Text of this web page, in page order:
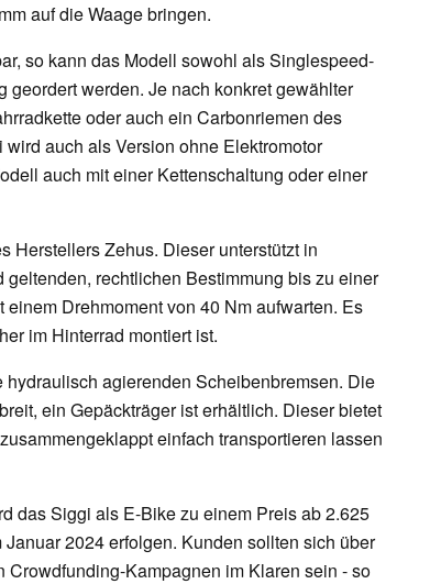
auf die Waage bringen.
so kann das Modell sowohl als Singlespeed-
geordert werden. Je nach konkret gewählter
oder auch ein Carbonriemen des
auch als Version ohne Elektromotor
auch mit einer Kettenschaltung oder einer
Herstellers Zehus. Dieser unterstützt in
rechtlichen Bestimmung bis zu einer
Drehmoment von 40 Nm aufwarten. Es
im Hinterrad montiert ist.
agierenden Scheibenbremsen. Die
ein Gepäckträger ist erhältlich. Dieser bietet
einfach transportieren lassen
das Siggi als E-Bike zu einem Preis ab 2.625
2024 erfolgen. Kunden sollten sich über
Kampagnen im Klaren sein - so